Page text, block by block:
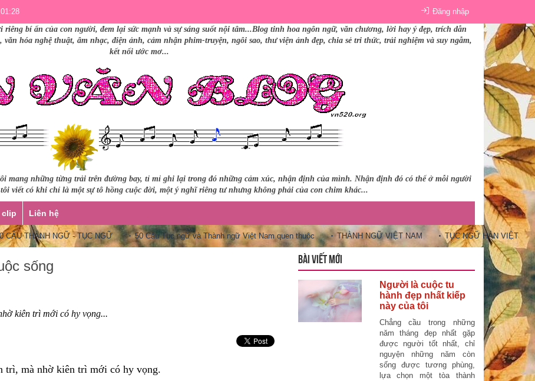
Đăng nhập
bí ẩn của con người, đem lại sức mạnh và sự sáng suốt nội tâm...Blog tinh hoa ngôn ngữ, văn chương, lời hay ý đẹp, trích dẫn
hóa nghệ thuật, âm nhạc, điện ảnh, cảm nhận phim-truyện, ngôi sao, thư viện ảnh đẹp, chia sẻ tri thức, trải nghiệm và suy ngẫm,
kết nối ước mơ...
mang những từng trải trên đường bay, tỉ mỉ ghi lại trong đó những cảm xúc, nhận định của mình. Nhận định đó có thể ở mỗi người
viết có khi chỉ là một sự tô hồng cuộc đời, một ý nghĩ riêng tư nhưng không phải của con chim khác...
clip Liên hệ
THÀNH NGỮ - TỤC NGỮ 50 Câu Tục ngữ và Thành ngữ Việt Nam quen thuộc THÀNH NGỮ VIỆT NAM TỤC NGỮ HÁN VIỆT 10
sống
kiên trì mới có hy vọng...
mà nhờ kiên trì mới có hy vọng.
BÀI VIẾT MỚI
Người là cuộc tu
hành đẹp nhất kiếp
này của tôi
Chẳng cầu trong những
năm tháng đẹp nhất gặp
được người tốt nhất, chỉ
nguyện những năm còn
sống được tương phùng,
lựa chọn một tòa thành